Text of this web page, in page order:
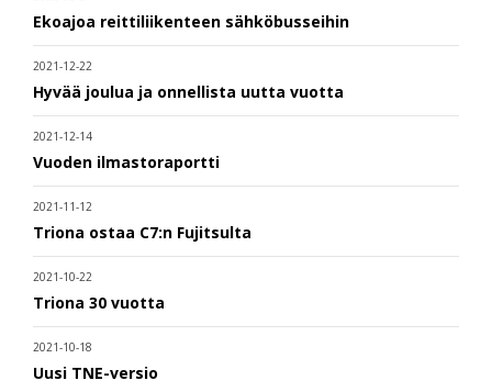
Ekoajoa reittiliikenteen sähköbusseihin
2021-12-22
Hyvää joulua ja onnellista uutta vuotta
2021-12-14
Vuoden ilmastoraportti
2021-11-12
Triona ostaa C7:n Fujitsulta
2021-10-22
Triona 30 vuotta
2021-10-18
Uusi TNE-versio